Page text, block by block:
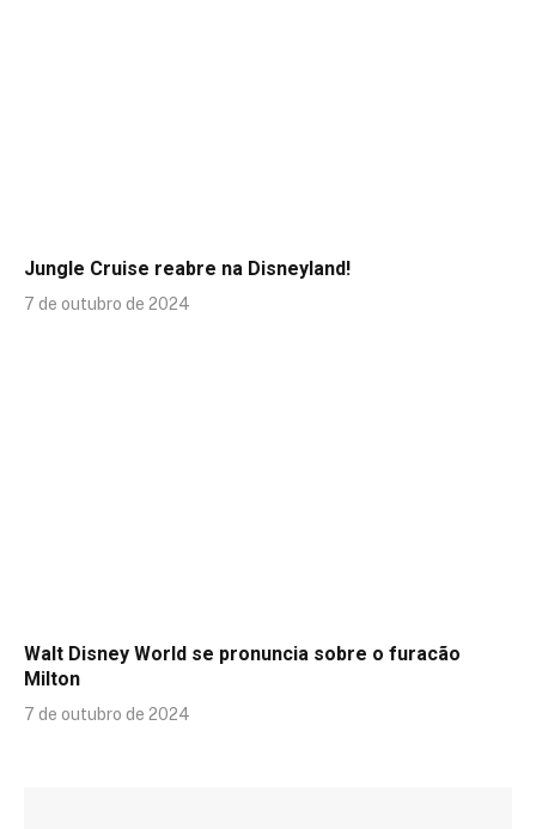
Jungle Cruise reabre na Disneyland!
7 de outubro de 2024
Walt Disney World se pronuncia sobre o furacão
Milton
7 de outubro de 2024